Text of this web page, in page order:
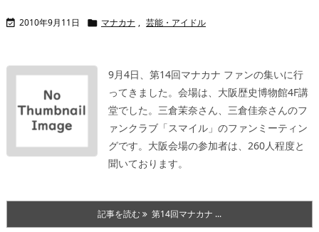
 2010年9月11日  マナカナ , 芸能・アイドル
9月4日、第14回マナカナ ファンの集いに行
ってきました。会場は、大阪歴史博物館4F講
堂でした。三倉茉奈さん、三倉佳奈さんのフ
ァンクラブ「スマイル」のファンミーティン
グです。大阪会場の参加者は、260人程度と
聞いております。
記事を読む 第14回マナカナ ...